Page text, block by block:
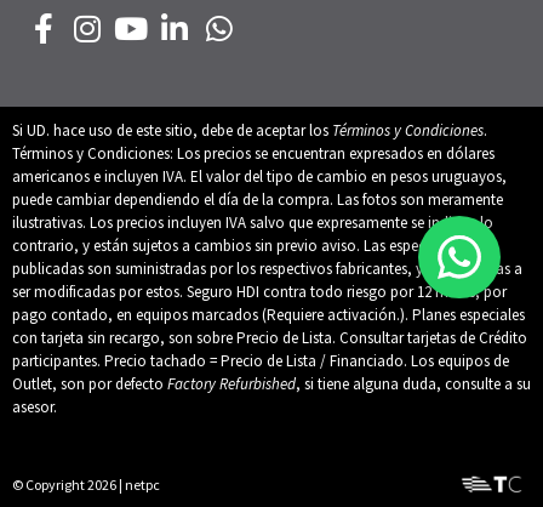
Si UD. hace uso de este sitio, debe de aceptar los Términos y Condiciones.
Términos y Condiciones: Los precios se encuentran expresados en dólares
americanos e incluyen IVA. El valor del tipo de cambio en pesos uruguayos,
puede cambiar dependiendo el día de la compra. Las fotos son meramente
ilustrativas. Los precios incluyen IVA salvo que expresamente se indique lo
contrario, y están sujetos a cambios sin previo aviso. Las especificaciones
publicadas son suministradas por los respectivos fabricantes, y están sujetas a
ser modificadas por estos. Seguro HDI contra todo riesgo por 12 meses, por
pago contado, en equipos marcados (Requiere activación.). Planes especiales
con tarjeta sin recargo, son sobre Precio de Lista. Consultar tarjetas de Crédito
participantes. Precio tachado = Precio de Lista / Financiado. Los equipos de
Outlet, son por defecto Factory Refurbished, si tiene alguna duda, consulte a su
asesor.
© Copyright 2026 | netpc